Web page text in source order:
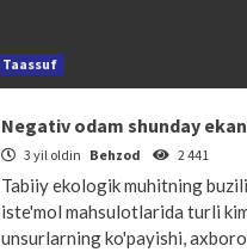
Taassuf
Negativ odam shunday
3 yil oldin Behzod 2 441
Tabiiy ekologik muhitning
iste'mol mahsulotlarida turli
unsurlarning ko'payishi,